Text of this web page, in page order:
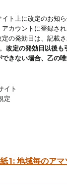
ト上に改定のお知
カウントに登録さ
の発効日は、記載
改定の発効日以後も
きない場合、乙の
イト
定
1: 地域毎のア